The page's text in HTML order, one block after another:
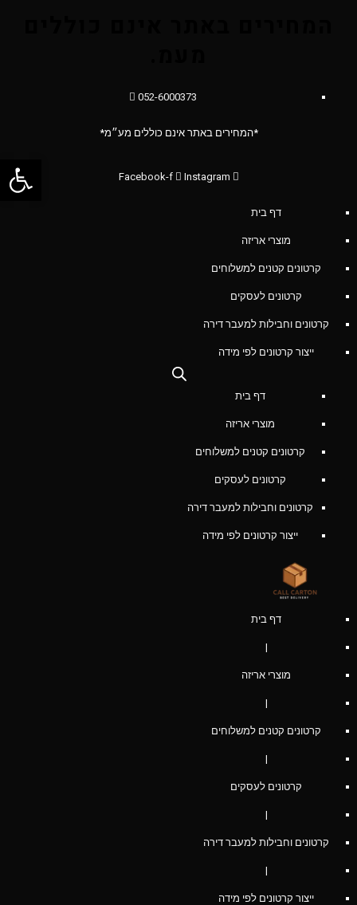
052-6000373
*המחירים באתר אינם כוללים מע״מ*
Facebook-f Instagram
דף בית
מוצרי אריזה
קרטונים קטנים למשלוחים
קרטונים לעסקים
קרטונים וחבילות למעבר דירה
ייצור קרטונים לפי מידה
דף בית
מוצרי אריזה
קרטונים קטנים למשלוחים
קרטונים לעסקים
קרטונים וחבילות למעבר דירה
ייצור קרטונים לפי מידה
דף בית
|
מוצרי אריזה
|
קרטונים קטנים למשלוחים
|
קרטונים לעסקים
|
קרטונים וחבילות למעבר דירה
|
ייצור קרטונים לפי מידה
פתח